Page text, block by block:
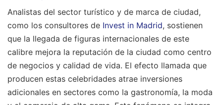
Analistas del sector turístico y de marca de ciudad,
como los consultores de Invest in Madrid, sostienen
que la llegada de figuras internacionales de este
calibre mejora la reputación de la ciudad como centro
de negocios y calidad de vida. El efecto llamada que
producen estas celebridades atrae inversiones
adicionales en sectores como la gastronomía, la moda